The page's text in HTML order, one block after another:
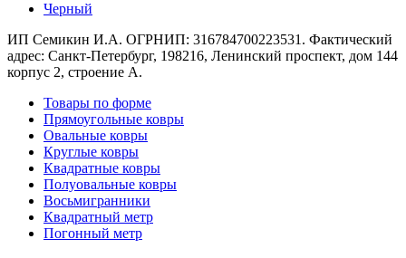
и
Наши
работы
Контакты
647-
mail@carpet-
spb.ru
Заказать
звонок
Черный
ИП Семикин И.А. ОГРНИП: 316784700223531. Фактический
адрес: Санкт-Петербург, 198216, Ленинский проспект, дом 144
корпус 2, строение А.
Товары по форме
Прямоугольные ковры
Овальные ковры
Круглые ковры
Квадратные ковры
Полуовальные ковры
Восьмигранники
Квадратный метр
Погонный метр